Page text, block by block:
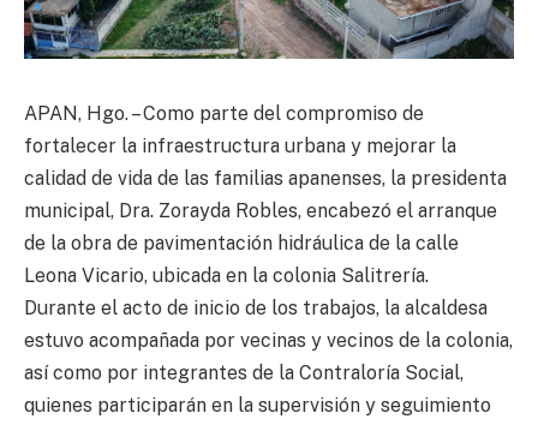
APAN, Hgo. – Como parte del compromiso de
fortalecer la infraestructura urbana y mejorar la
calidad de vida de las familias apanenses, la presidenta
municipal, Dra. Zorayda Robles, encabezó el arranque
de la obra de pavimentación hidráulica de la calle
Leona Vicario, ubicada en la colonia Salitrería.
Durante el acto de inicio de los trabajos, la alcaldesa
estuvo acompañada por vecinas y vecinos de la colonia,
así como por integrantes de la Contraloría Social,
quienes participarán en la supervisión y seguimiento